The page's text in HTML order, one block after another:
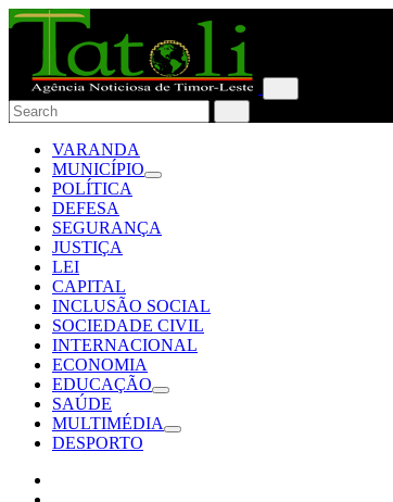
VARANDA
MUNICÍPIO
POLÍTICA
DEFESA
SEGURANÇA
JUSTIÇA
LEI
CAPITAL
INCLUSÃO SOCIAL
SOCIEDADE CIVIL
INTERNACIONAL
ECONOMIA
EDUCAÇÃO
SAÚDE
MULTIMÉDIA
DESPORTO